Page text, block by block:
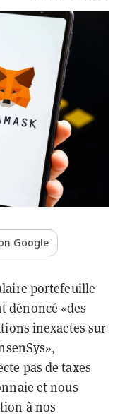
Google
portefeuille
dénoncé «des
inexactes sur
pas de taxes
et nous
à nos